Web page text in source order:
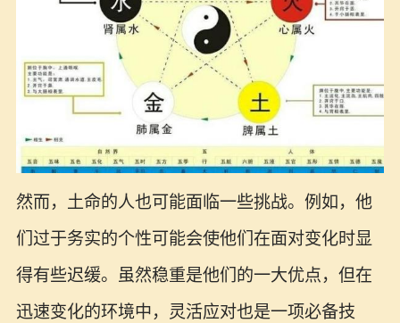
然而，土命的人也可能面临一些挑战。例如，他
们过于务实的个性可能会使他们在面对变化时显
得有些迟缓。虽然稳重是他们的一大优点，但在
迅速变化的环境中，灵活应对也是一项必备技